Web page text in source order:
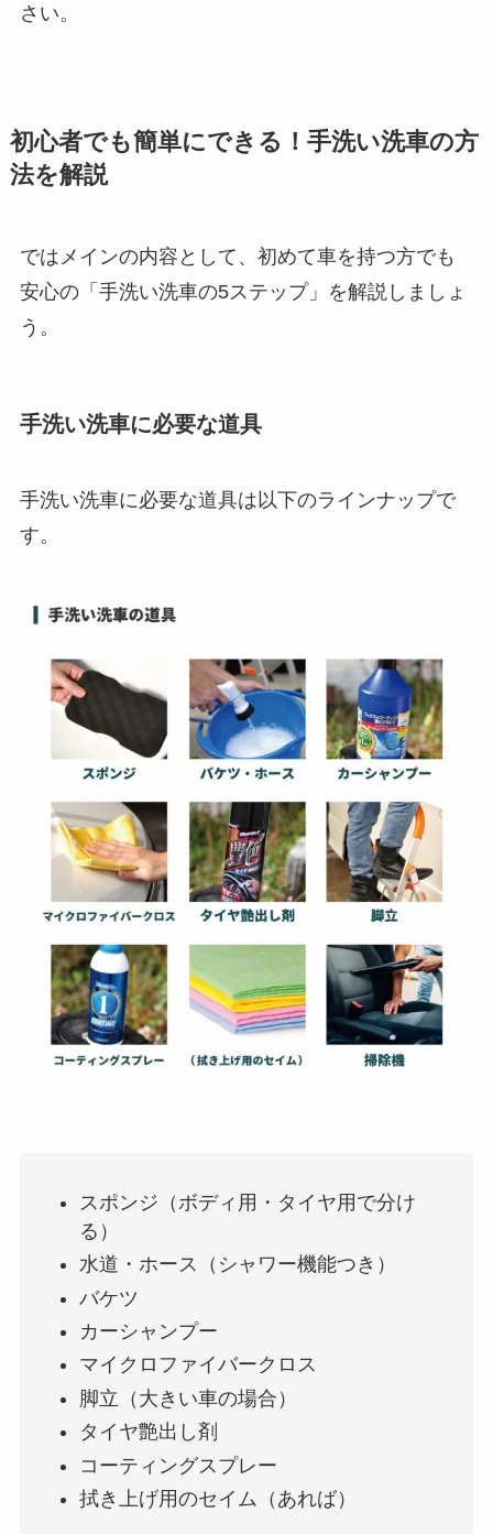
さい。
初心者でも簡単にできる！手洗い洗車の方
法を解説
ではメインの内容として、初めて車を持つ方でも
安心の「手洗い洗車の5ステップ」を解説しましょ
う。
手洗い洗車に必要な道具
手洗い洗車に必要な道具は以下のラインナップで
す。
スポンジ（ボディ用・タイヤ用で分け
る）
水道・ホース（シャワー機能つき）
バケツ
カーシャンプー
マイクロファイバークロス
脚立（大きい車の場合）
タイヤ艶出し剤
コーティングスプレー
拭き上げ用のセイム（あれば）